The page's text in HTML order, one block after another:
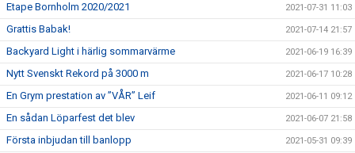
Etape Bornholm 2020/2021 2021-07-31 11:03
Grattis Babak! 2021-07-14 21:57
Backyard Light i härlig sommarvärme 2021-06-19 16:39
Nytt Svenskt Rekord på 3000 m 2021-06-17 10:28
En Grym prestation av ”VÅR” Leif 2021-06-11 09:12
En sådan Löparfest det blev 2021-06-07 21:58
Första inbjudan till banlopp 2021-05-31 09:39